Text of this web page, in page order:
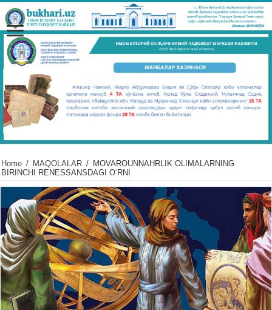
Home / MAQOLALAR / MOVAROUNNAHRLIK OLIMALARNING
BIRINCHI RЕNЕSSANSDAGI OʻRNI